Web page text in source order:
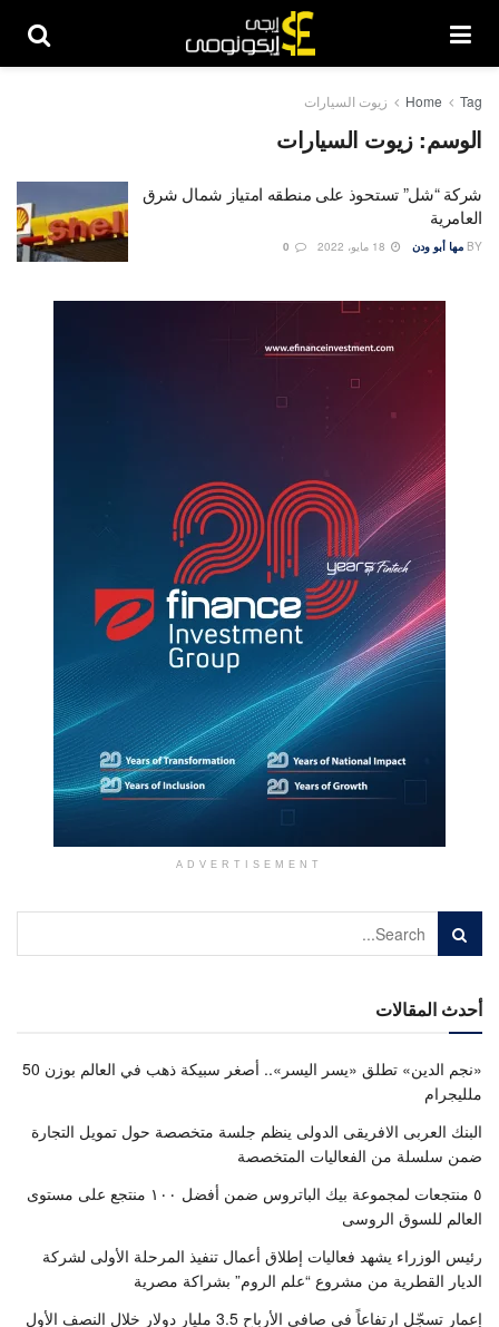
Home Tag زيوت السيارات
الوسم:زيوت السيارات
شركة “شل” تستحوذ على منطقه امتياز شمال شرق
العامرية
BY مها أبو ودن
ADVERTISEMENT
أحدث المقالات
«نجم الدين» تطلق «يسر اليسر».. أصغر سبيكة ذهب في العالم بوزن 50
ملليجرام
البنك العربى الافريقى الدولى ينظم جلسة متخصصة حول تمويل التجارة
ضمن سلسلة من الفعاليات المتخصصة
٥ منتجعات لمجموعة بيك الباتروس ضمن أفضل ١٠٠ منتجع على مستوى
العالم للسوق الروسى
رئيس الوزراء يشهد فعاليات إطلاق أعمال تنفيذ المرحلة الأولى لشركة
الديار القطرية من مشروع “علم الروم” بشراكة مصرية
إعمار تسجّل ارتفاعاً في صافي الأرباح 3.5 مليار دولار خلال النصف الأول